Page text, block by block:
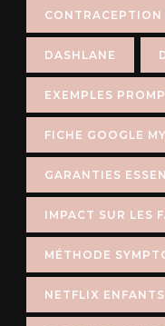
DASHLANE
EXEMPLES
FICHE GOOGLE
GARANTIES
IMPACT SUR LES
MÉTHODE
NETFLIX ENFANTS